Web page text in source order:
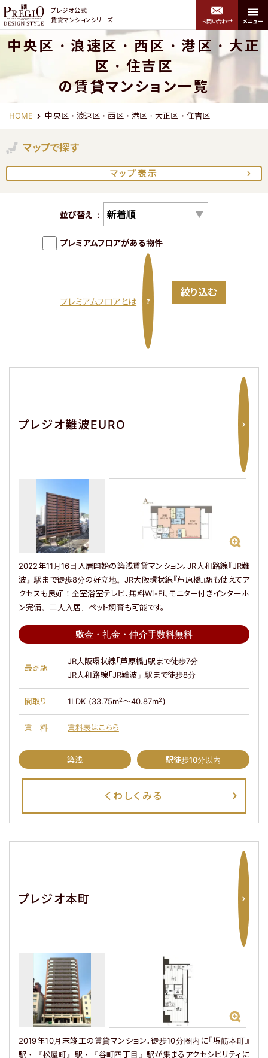
プレジオ公式
賃貸マンションシリーズ
プレジオデザインスタイル トップ
エリアから探す 関西エリア
中央区・浪速区・西区・港
区・大正区・住吉区
都島区・旭区・城東区・鶴
見区・東成区
物件名から探す
マップで探す
マップ表示
関西エリアの全物件を見る
関東エリアの物件はこちら
で問い合わせする
友だち追加でお得！
お問い合わせ メニュー
中央区・浪速区・西区・港区・大正
区・住吉区
の賃貸マンション一覧
HOME 中央区・浪速区・西区・港区・大正区・住吉区
マップで探す
マップ表示
並び替え
プレミアムフロアがある物件
プレミアムフロアとは
プレジオ難波EURO
2022年11月16日入居開始の築浅賃貸マンション。JR大和路線『JR難
波』駅まで徒歩8分の好立地。JR大阪環状線『芦原橋』駅も使えてア
クセスも良好！全室浴室テレビ、無料Wi-Fi、モニター付きインターホ
ン完備。二人入居、ペット飼育も可能です。
敷金・礼金・仲介手数料無料
最寄駅
JR大阪環状線「芦原橋」駅まで徒歩7分
JR大和路線「JR難波」駅まで徒歩8分
間取り 1LDK (33.75m2～40.87m2)
賃料 賃料表はこちら
築浅 駅徒歩10分以内
くわしくみる
プレジオ本町
2019年10月末竣工の賃貸マンション。徒歩10分圏内に『堺筋本町』
駅・『松屋町』駅・『谷町四丁目』駅が集まるアクセシビリティに